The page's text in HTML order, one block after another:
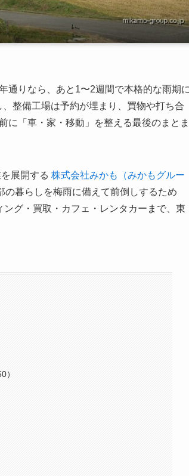
通りなら、あと1〜2週間で本格的な雨期
整備工場は予約が埋まり、買物や打ち合
に「車・家・移動」を整える最後のまとま
展開する 株式会社みかも（みかもグルー
の暮らしを梅雨に備えて前倒しするため
グ・買取・カフェ・レンタカーまで、東
）